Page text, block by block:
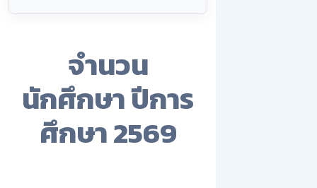
จำนวน
นักศึกษา ปีการ
ศึกษา 2569